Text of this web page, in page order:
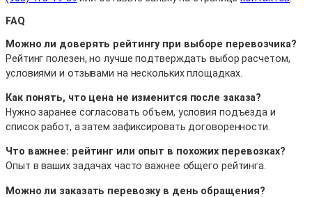
FAQ
Можно ли доверять рейтингу при выборе перевозчика?
Рейтинг полезен, но лучше подтверждать выбор расчетом,
условиями и отзывами на нескольких площадках.
Как понять, что цена не изменится после заказа?
Нужно заранее согласовать объем, условия подъезда и
список работ, а затем зафиксировать договоренности.
Что важнее: рейтинг или опыт в похожих перевозках?
Опыт в ваших задачах часто важнее общего рейтинга.
Можно ли заказать перевозку в день обращения?